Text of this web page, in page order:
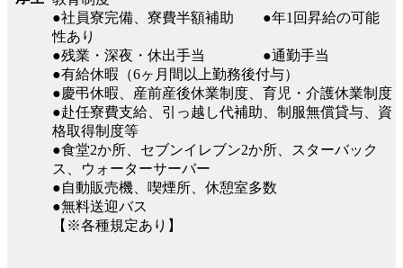
●社員寮完備、寮費半額補助 ●年1回昇給の可能
性あり
●残業・深夜・休出手当 ●通勤手当
●有給休暇（6ヶ月間以上勤務後付与）
●慶弔休暇、産前産後休業制度、育児・介護休業制度
●赴任寮費支給、引っ越し代補助、制服無償貸与、資
格取得制度等
●食堂2か所、セブンイレブン2か所、スターバック
ス、ウォーターサーバー
●自動販売機、喫煙所、休憩室多数
●無料送迎バス
【※各種規定あり】